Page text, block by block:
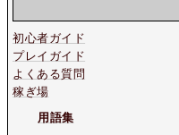
初心者ガイド
プレイガイド
よくある質問
稼ぎ場
用語集